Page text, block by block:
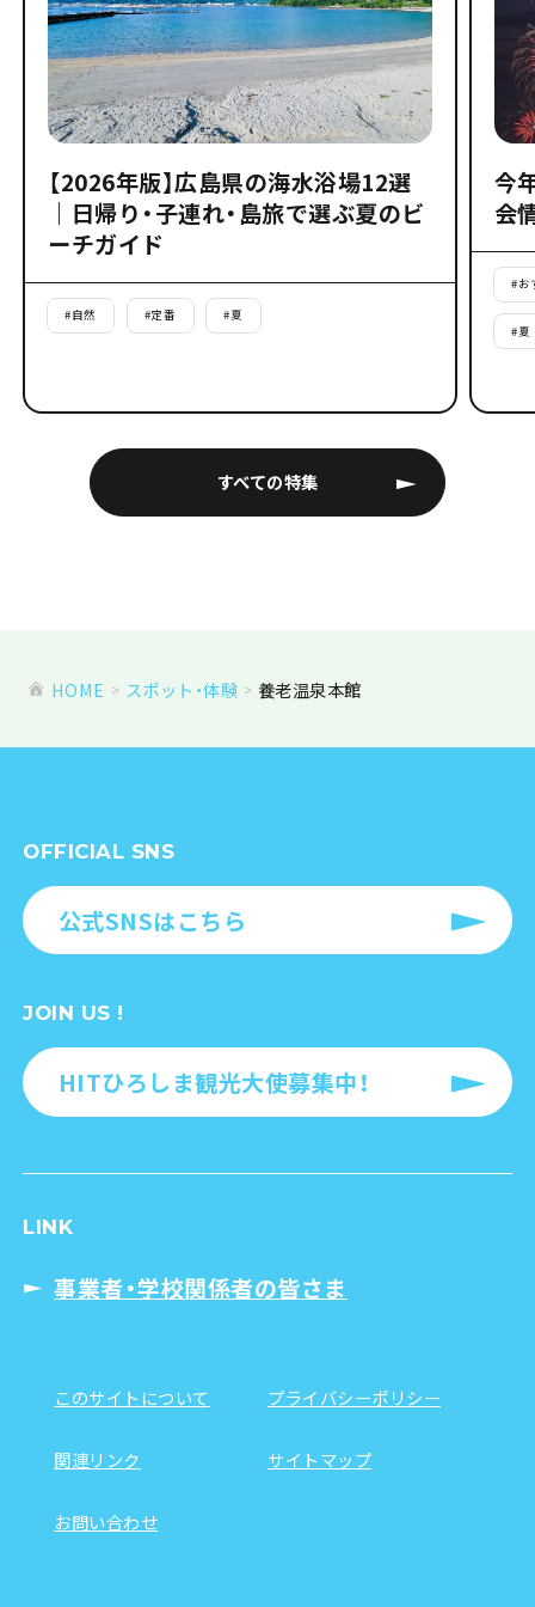
すべての特集
【2026年版】広島県の海水浴場12選
｜日帰り・子連れ・島旅で選ぶ夏のビ
ーチガイド
#自然 #定番 #夏
今
会
#お
#夏
HOME スポット・体験 養老温泉本館
OFFICIAL SNS
公式SNSはこちら
JOIN US !
HITひろしま観光大使募集中！
LINK
事業者・学校関係者の皆さま
このサイトについて プライバシーポリシー
関連リンク サイトマップ
お問い合わせ